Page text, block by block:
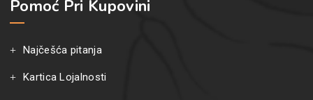
Pomoć Pri Kupovini
Najčešća pitanja
Kartica Lojalnosti